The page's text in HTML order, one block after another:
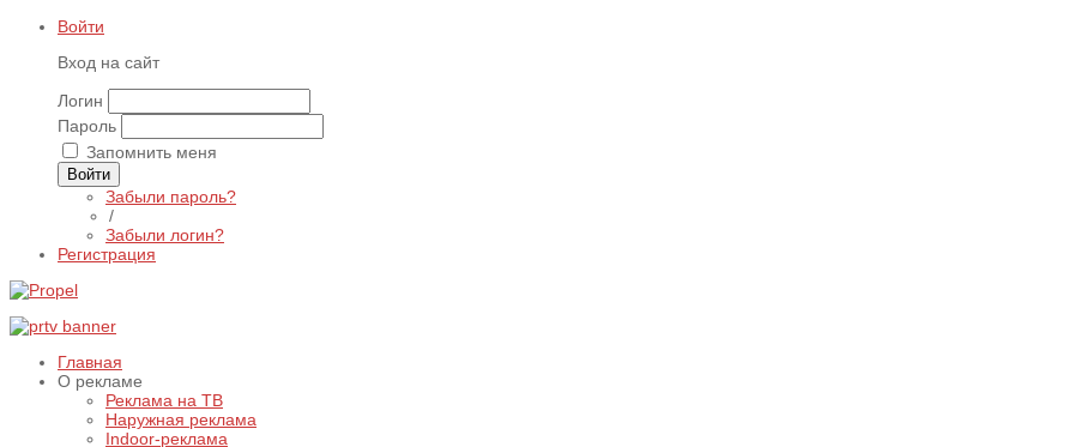
Войти
Вход на сайт
Логин
Пароль
Запомнить меня
Войти
Забыли пароль?
/
Забыли логин?
Регистрация
Главная
О рекламе
Реклама на ТВ
Наружная реклама
Indoor-реклама